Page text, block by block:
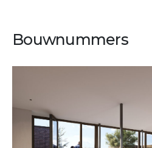
Bouwnummers